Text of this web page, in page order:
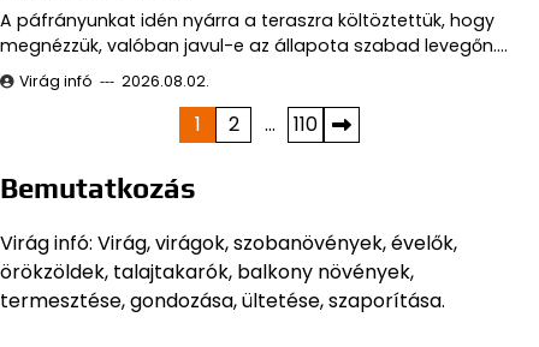
A páfrányunkat idén nyárra a teraszra költöztettük, hogy
megnézzük, valóban javul-e az állapota szabad levegőn.…
Virág infó 2026.08.02.
lapozása
1 2 … 110
Bemutatkozás
Virág infó: Virág, virágok, szobanövények, évelők,
örökzöldek, talajtakarók, balkony növények,
termesztése, gondozása, ültetése, szaporítása.